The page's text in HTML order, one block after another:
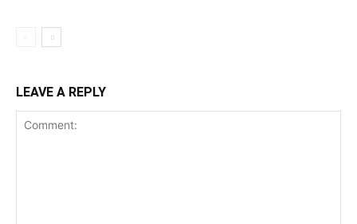
LEAVE A REPLY